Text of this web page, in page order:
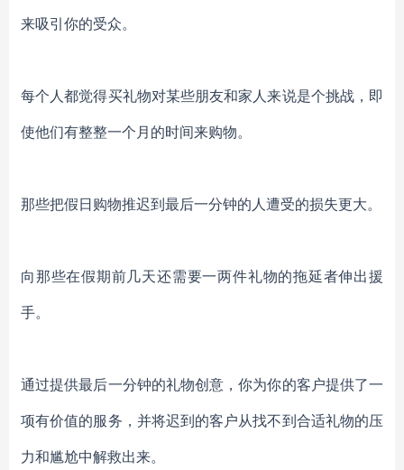
来吸引你的受众。
每个人都觉得买礼物对某些朋友和家人来说是个挑战，即
使他们有整整一个月的时间来购物。
那些把假日购物推迟到最后一分钟的人遭受的损失更大。
向那些在假期前几天还需要一两件礼物的拖延者伸出援
手。
通过提供最后一分钟的礼物创意，你为你的客户提供了一
项有价值的服务，并将迟到的客户从找不到合适礼物的压
力和尴尬中解救出来。